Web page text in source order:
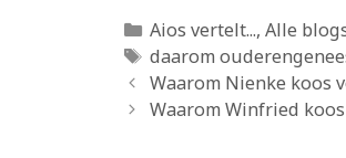
Categorieën
Aios vertelt..., Alle
Tags
daarom
Waarom Nienke koos
Waarom Winfried